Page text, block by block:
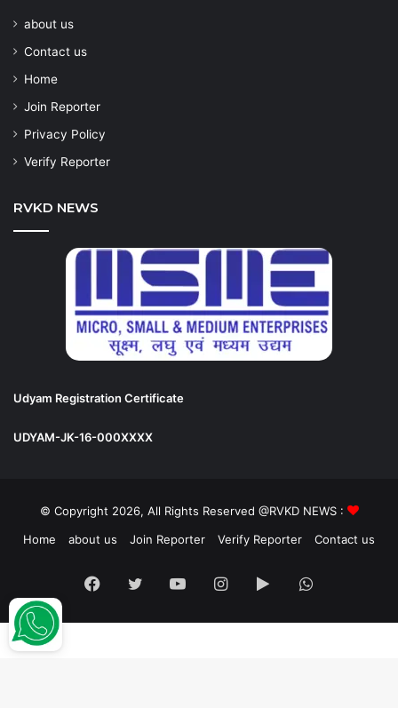
about us
Contact us
Home
Join Reporter
Privacy Policy
Verify Reporter
RVKD NEWS
Udyam Registration Certificate
UDYAM-JK-16-000XXXX
© Copyright 2026, All Rights Reserved @RVKD NEWS :
Home
about us Join Reporter Verify Reporter Contact us
Facebook
TwitterYouTubeInstagram
Google
Play
WhatsApp